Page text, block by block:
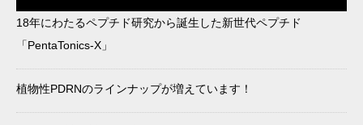
18年にわたるペプチド研究から誕生した新世代ペプチド
「PentaTonics-X」
植物性PDRNのラインナップが増えています！